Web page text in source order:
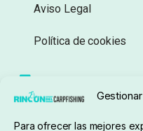
Para ofrecer las mejores
Aviso Legal
Política de cookies